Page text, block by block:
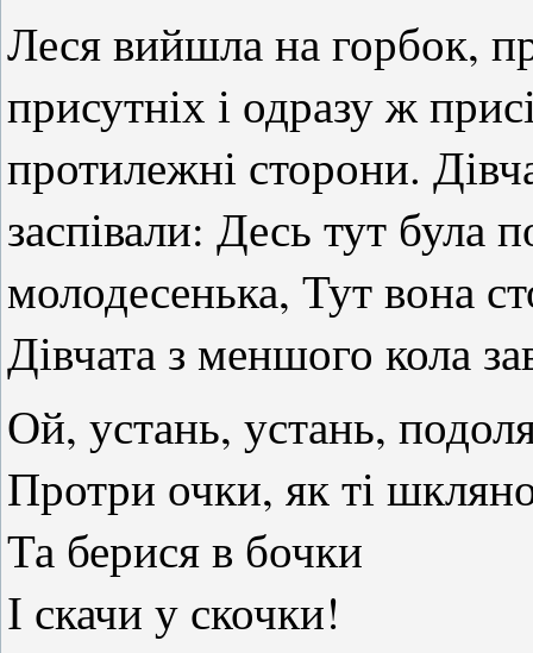
Леся вийшла на горбок,
присутніх і одразу ж
протилежні сторони.
заспівали: Десь тут була
молодесенька, Тут вона
Дівчата з меншого кола
Ой, устань, устань,
Протри очки, як ті
Та берися в бочки
І скачи у скочки!